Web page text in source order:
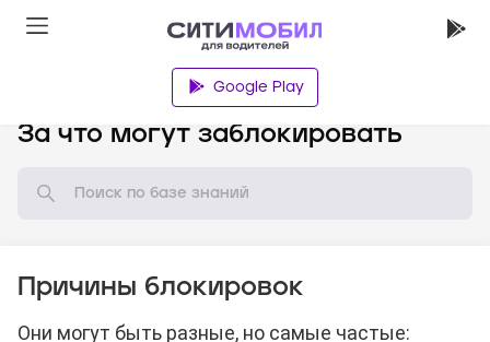
Google Play
За что могут заблокировать
Причины блокировок
Они могут быть разные, но самые частые: